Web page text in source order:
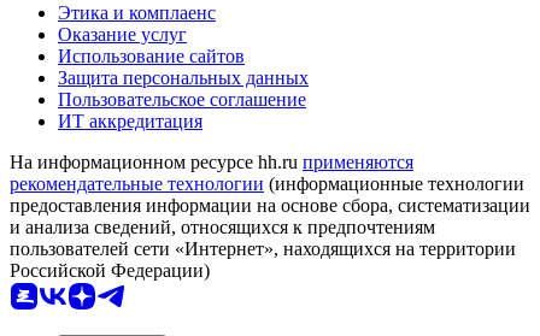
Этика и комплаенс
Оказание услуг
Использование сайтов
Защита персональных данных
Пользовательское соглашение
ИТ аккредитация
На информационном ресурсе hh.ru применяются
рекомендательные технологии (информационные технологии
предоставления информации на основе сбора, систематизации
и анализа сведений, относящихся к предпочтениям
пользователей сети «Интернет», находящихся на территории
Российской Федерации)